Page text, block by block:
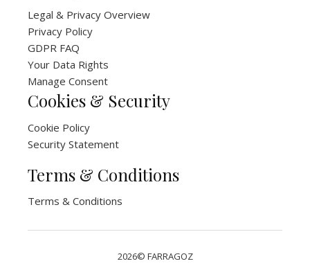
Legal & Privacy Overview
Privacy Policy
GDPR FAQ
Your Data Rights
Manage Consent
Cookies & Security
Cookie Policy
Security Statement
Terms & Conditions
Terms & Conditions
2026© FARRAGOZ